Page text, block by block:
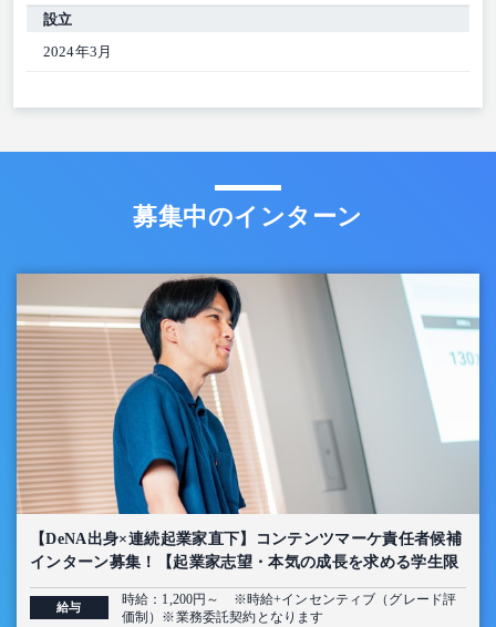
設立
2024年3月
募集中のインターン
【DeNA出身×連続起業家直下】コンテンツマーケ責任者候補
インターン募集！【起業家志望・本気の成長を求める学生限
定】
給与
時給：1,200円～ ※時給+インセンティブ（グレード評
価制）※業務委託契約となります